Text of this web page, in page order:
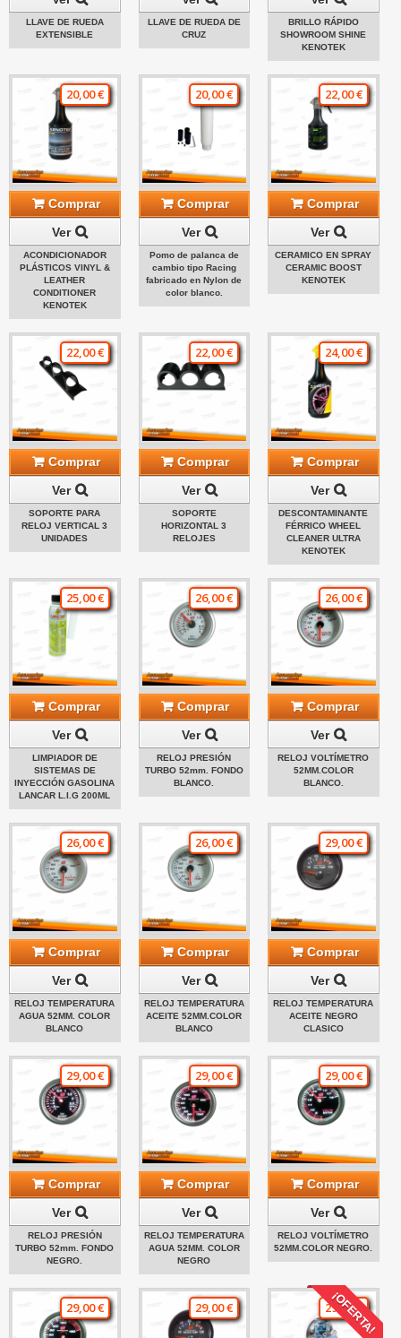
LLAVE DE RUEDA
EXTENSIBLE
LLAVE DE RUEDA DE
CRUZ
BRILLO RÁPIDO
SHOWROOM SHINE
KENOTEK
20,00 €
Comprar
Ver
ACONDICIONADOR
PLÁSTICOS VINYL &
LEATHER
CONDITIONER
KENOTEK
20,00 €
Comprar
Ver
Pomo de palanca de
cambio tipo Racing
fabricado en Nylon de
color blanco.
22,00 €
Comprar
Ver
CERAMICO EN SPRAY
CERAMIC BOOST
KENOTEK
22,00 €
Comprar
Ver
SOPORTE PARA
RELOJ VERTICAL 3
UNIDADES
22,00 €
Comprar
Ver
SOPORTE
HORIZONTAL 3
RELOJES
24,00 €
Comprar
Ver
DESCONTAMINANTE
FÉRRICO WHEEL
CLEANER ULTRA
KENOTEK
25,00 €
Comprar
Ver
LIMPIADOR DE
SISTEMAS DE
INYECCIÓN GASOLINA
LANCAR L.I.G 200ML
26,00 €
Comprar
Ver
RELOJ PRESIÓN
TURBO 52mm. FONDO
BLANCO.
26,00 €
Comprar
Ver
RELOJ VOLTÍMETRO
52MM.COLOR
BLANCO.
26,00 €
Comprar
Ver
RELOJ TEMPERATURA
AGUA 52MM. COLOR
BLANCO
26,00 €
Comprar
Ver
RELOJ TEMPERATURA
ACEITE 52MM.COLOR
BLANCO
29,00 €
Comprar
Ver
RELOJ TEMPERATURA
ACEITE NEGRO
CLASICO
29,00 €
Comprar
Ver
RELOJ PRESIÓN
TURBO 52mm. FONDO
NEGRO.
29,00 €
Comprar
Ver
RELOJ TEMPERATURA
AGUA 52MM. COLOR
NEGRO
29,00 €
Comprar
Ver
RELOJ VOLTÍMETRO
52MM.COLOR NEGRO.
29,00 € 29,00 € ¡OFERTA!
29,00 €